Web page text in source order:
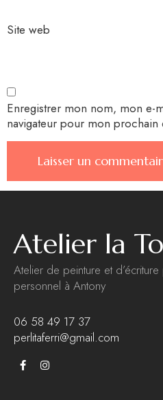
Site web
Enregistrer mon nom, mon e-
navigateur pour mon prochain
Atelier la
Atelier de peinture et
personnel à Antony
06 58 49 17 37
perlitaferri@gmail.com